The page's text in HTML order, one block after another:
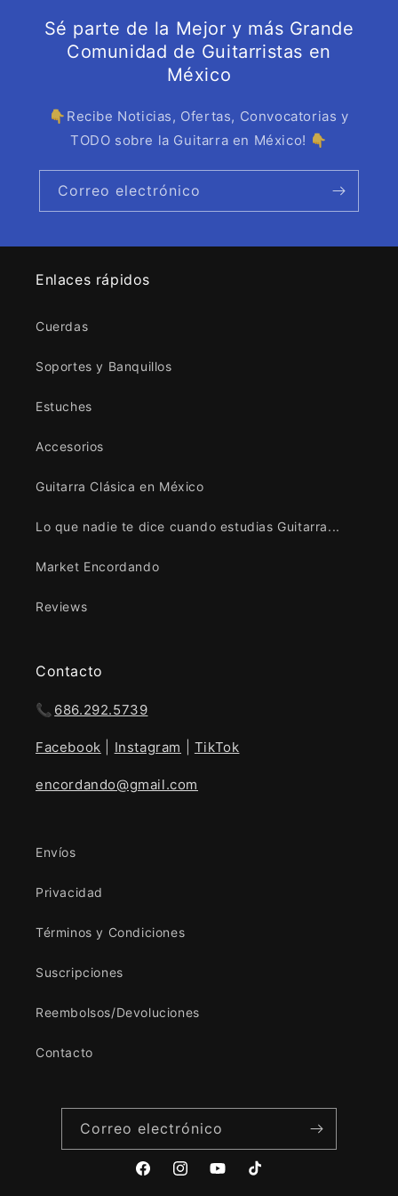
Sé parte de la Mejor y más Grande
Comunidad de Guitarristas en
México
👇Recibe Noticias, Ofertas, Convocatorias y
TODO sobre la Guitarra en México! 👇
Correo electrónico
Enlaces rápidos
Cuerdas
Soportes y Banquillos
Estuches
Accesorios
Guitarra Clásica en México
Lo que nadie te dice cuando estudias Guitarra...
Market Encordando
Reviews
Contacto
📞 686.292.5739
Facebook Instagram TikTok
encordando@gmail.com
Envíos
Privacidad
Términos y Condiciones
Suscripciones
Reembolsos/Devoluciones
Contacto
Correo electrónico
FacebookInstagramYouTubeTikTok